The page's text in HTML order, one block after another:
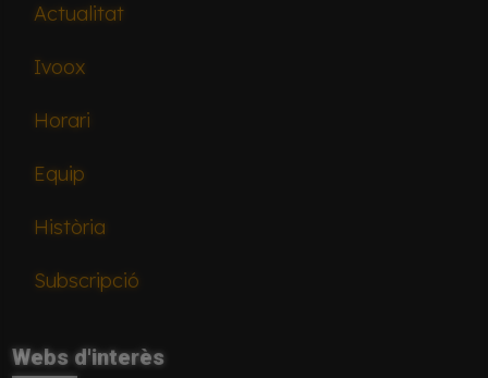
Actualitat
Ivoox
Horari
Equip
Història
Subscripció
Webs d'interès